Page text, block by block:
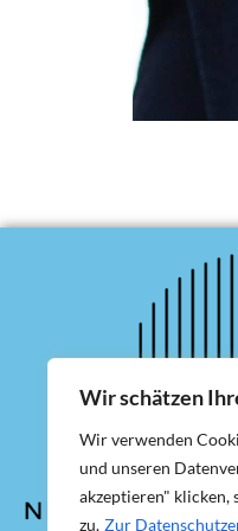
Wir schätzen
Wir verwenden
und unseren
akzeptieren" klicken,
zu. Zur